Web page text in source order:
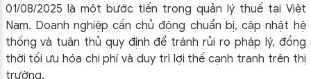
01/08/2025 là một bước tiến trong quản lý thuế tại Việt
Nam. Doanh nghiệp cần chủ động chuẩn bị, cập nhật hệ
thống và tuân thủ quy định để tránh rủi ro pháp lý, đồng
thời tối ưu hóa chi phí và duy trì lợi thế cạnh tranh trên thị
trường.